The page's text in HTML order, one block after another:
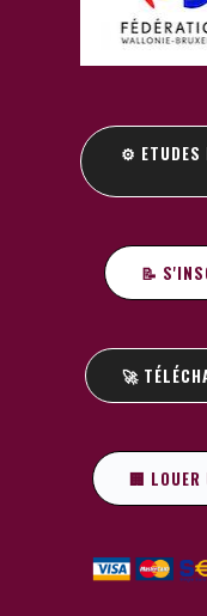
⚙️ ETUDES
📝
🚀
🏢 LOUER